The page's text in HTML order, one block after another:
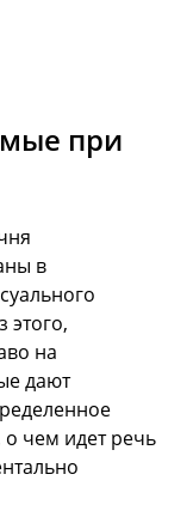
при
в
этого,
на
дают
чем идет речь